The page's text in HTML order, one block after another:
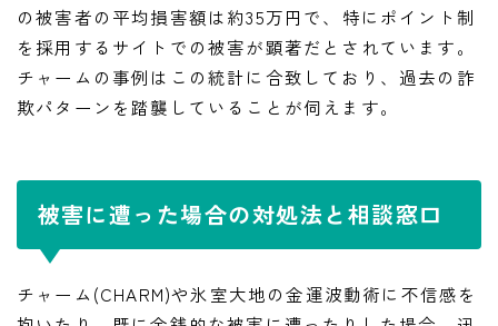
の被害者の平均損害額は約35万円で、特にポイント制
を採用するサイトでの被害が顕著だとされています。
チャームの事例はこの統計に合致しており、過去の詐
欺パターンを踏襲していることが伺えます。
被害に遭った場合の対処法と相談窓口
チャーム(CHARM)や氷室大地の金運波動術に不信感を